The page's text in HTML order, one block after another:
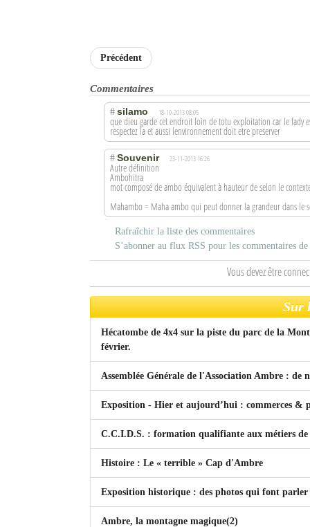
Précédent
Commentaires
# silamo 18-10-2013 08:05
que dieu garde cet endroit loin de totu exploitation car le fady
respectez la et aussi lenvironnement doit etre preserver
# Souvenir 23-11-2013 16:26
Autre définition
Ambohitra
mot composé de ambo équivalent à hauteur de selon le
Mahambo = Maha ambo qui peut donner la grandeur dans le
Rafraîchir la liste des commentaires
S’abonner au flux RSS pour les commentaires
Vous devez être
Sur
Hécatombe de 4x4 sur la piste du parc de la
février.
Assemblée Générale de l'Association Ambre :
Exposition - Hier et aujourd’hui : commerces &
C.C.I.D.S. : formation qualifiante aux métiers de
Histoire : Le « terrible » Cap d'Ambre
Exposition historique : des photos qui font parler
Ambre, la montagne magique(2)